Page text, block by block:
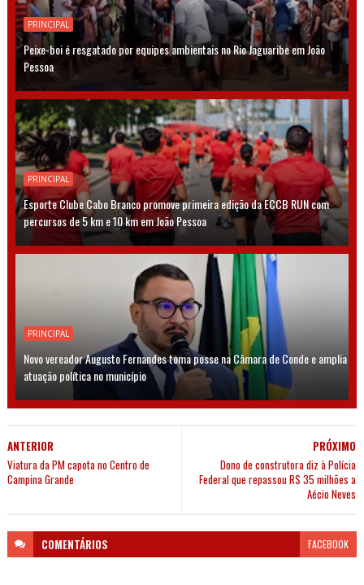
PRINCIPAL
Peixe-boi é resgatado por equipes ambientais no Rio Jaguaribe em João
Pessoa
PRINCIPAL
Esporte Clube Cabo Branco promove primeira edição da ECCB RUN com
percursos de 5 km e 10 km em João Pessoa
PRINCIPAL
Novo vereador Augusto Fernandes toma posse na Câmara de Conde e amplia
atuação política no município
PRÓXIMO
Dono de construtora diz à Polícia
Federal que repassou R$ 35 milhões a
Aécio Neves
ANTERIOR
Viatura da PM capota no Centro de
Campina Grande
COMENTÁRIOS FACEBOOK